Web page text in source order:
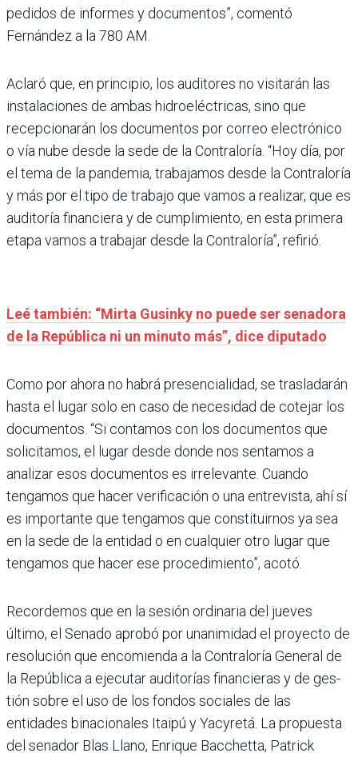
pedidos de informes y documentos”, comentó
Fernández a la 780 AM.
Aclaró que, en principio, los auditores no visitarán las
instalaciones de ambas hidroeléctricas, sino que
recepcionarán los documentos por correo electrónico
o vía nube desde la sede de la Contraloría. “Hoy día, por
el tema de la pandemia, trabajamos desde la Contraloría
y más por el tipo de trabajo que vamos a realizar, que es
auditoría financiera y de cumplimiento, en esta primera
etapa vamos a trabajar desde la Contraloría”, refirió.
Leé también: “Mirta Gusinky no puede ser senadora
de la República ni un minuto más”, dice diputado
Como por ahora no habrá presencialidad, se trasladarán
hasta el lugar solo en caso de necesidad de cotejar los
documentos. “Si contamos con los documentos que
solicitamos, el lugar desde donde nos sentamos a
analizar esos documentos es irrelevante. Cuando
tengamos que hacer verificación o una entrevista, ahí sí
es importante que tengamos que constituirnos ya sea
en la sede de la entidad o en cualquier otro lugar que
tengamos que hacer ese procedimiento”, acotó.
Recordemos que en la sesión ordinaria del jueves
último, el Senado aprobó por unanimidad el proyecto de
resolución que encomienda a la Contraloría General de
la República a ejecutar audi­torías financieras y de ges­
tión sobre el uso de los fondos sociales de las
entidades bina­cionales Itaipú y Yacyretá. La propuesta
del senador Blas Llano, Enrique Bacchet­ta, Patrick